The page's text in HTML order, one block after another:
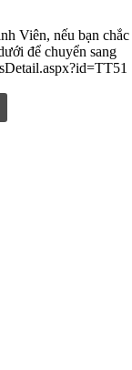
Viên, nếu bạn chắc
để chuyển sang